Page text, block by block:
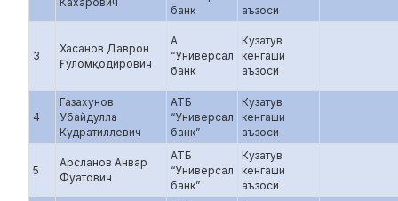
банк
аъзоси
3
Хасанов Даврон
Ғуломқодирович
А
“Универсал
банк
Кузатув
кенгаши
аъзоси
4
Газахунов
Убайдулла
Кудратиллевич
АТБ
“Универсал
банк”
Кузатув
кенгаши
аъзоси
5
Арсланов Анвар
Фуатович
АТБ
“Универсал
банк”
Кузатув
кенгаши
аъзоси